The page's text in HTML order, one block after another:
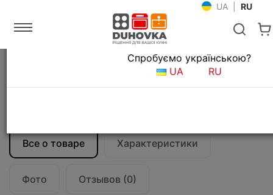
UA RU
Встраиваемая техника
Индукционные варочные поверхности
Индукционная варочная поверхность
Все о товаре Характеристики
Фото Отзывов (0)
Язык магазина
Спробуємо українською?
UA
RU